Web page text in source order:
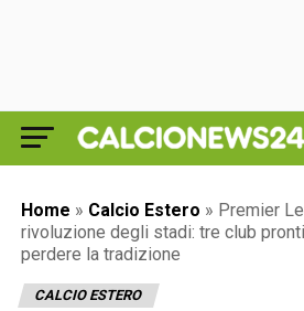
Home » Calcio Estero » Premier
rivoluzione degli stadi: tre club
perdere la tradizione
CALCIO ESTERO